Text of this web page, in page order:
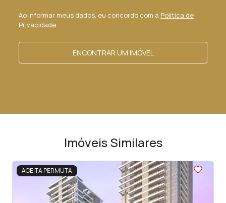
Ao informar meus dados, eu concordo com a Política de
Privacidade.
ENCONTRAR UM IMÓVEL
Imóveis Similares
ACEITA PERMUTA
<<<<